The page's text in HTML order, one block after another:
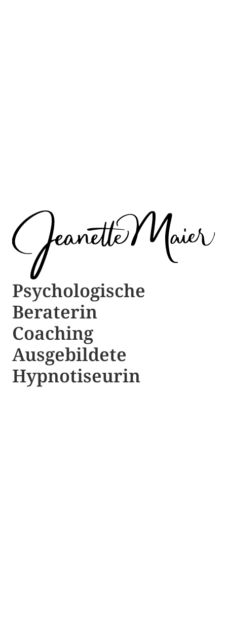
Psychologische ​​
Beraterin
Coaching
Ausgebildete​ ​
Hypnotiseurin